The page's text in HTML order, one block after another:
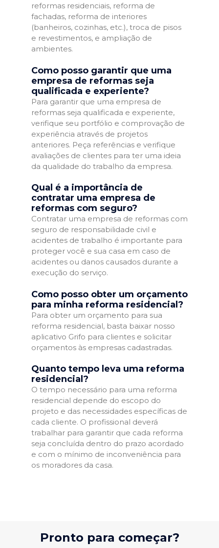
reformas residenciais, reforma de
fachadas, reforma de interiores
(banheiros, cozinhas, etc.), troca de pisos
e revestimentos, e ampliação de
ambientes.
Como posso garantir que uma
empresa de reformas seja
qualificada e experiente?
Para garantir que uma empresa de
reformas seja qualificada e experiente,
verifique seu portfólio e comprovação de
experiência através de projetos
anteriores. Peça referências e verifique
avaliações de clientes para ter uma ideia
da qualidade do trabalho da empresa.
Qual é a importância de
contratar uma empresa de
reformas com seguro?
Contratar uma empresa de reformas com
seguro de responsabilidade civil e
acidentes de trabalho é importante para
proteger você e sua casa em caso de
acidentes ou danos causados durante a
execução do serviço.
Como posso obter um orçamento
para minha reforma residencial?
Para obter um orçamento para sua
reforma residencial, basta baixar nosso
aplicativo Grifo para clientes e solicitar
orçamentos às empresas cadastradas.
Quanto tempo leva uma reforma
residencial?
O tempo necessário para uma reforma
residencial depende do escopo do
projeto e das necessidades específicas de
cada cliente. O profissional deverá
trabalhar para garantir que cada reforma
seja concluída dentro do prazo acordado
e com o mínimo de inconveniência para
os moradores da casa.
Pronto para começar?